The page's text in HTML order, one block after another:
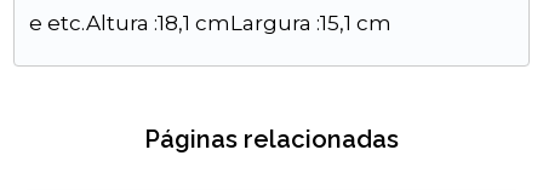
e etc.Altura :18,1 cmLargura :15,1 cm
Páginas relacionadas